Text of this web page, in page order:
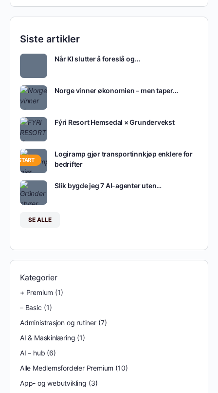
Siste artikler
Når KI slutter å foreslå og…
Norge vinner økonomien – men taper…
Fýri Resort Hemsedal × Grundervekst
OPPSTART
Logiramp gjør transportinnkjøp enklere for
bedrifter
Slik bygde jeg 7 AI-agenter uten…
SE ALLE
Kategorier
+ Premium (1)
– Basic (1)
Administrasjon og rutiner(7)
AI & Maskinlæring (1)
AI – hub (6)
Alle Medlemsfordeler Premium (10)
App- og webutvikling (3)